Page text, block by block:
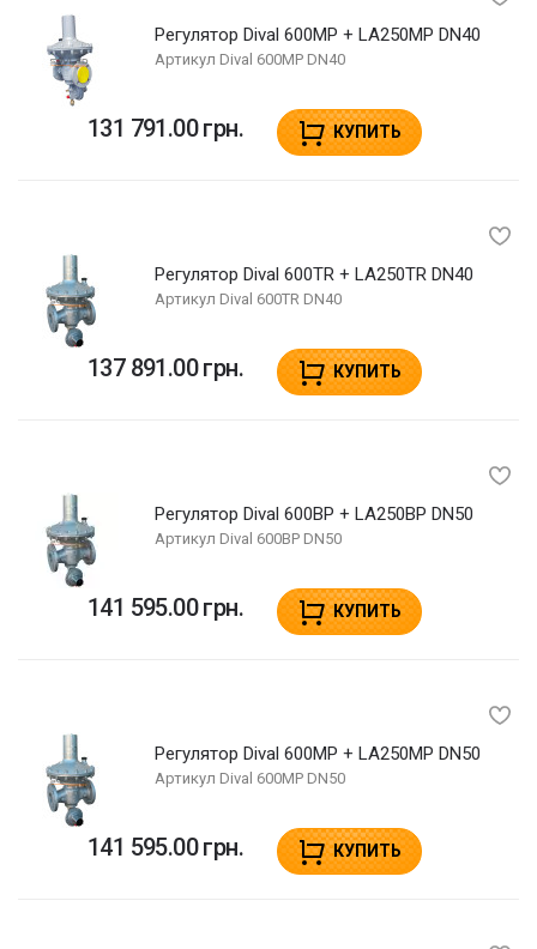
Регулятор Dival 600MP + LA250MP DN40
Артикул Dival 600MP DN40
131 791.00 грн. КУПИТЬ
Регулятор Dival 600TR + LA250TR DN40
Артикул Dival 600TR DN40
137 891.00 грн. КУПИТЬ
Регулятор Dival 600BP + LA250BP DN50
Артикул Dival 600BP DN50
141 595.00 грн. КУПИТЬ
Регулятор Dival 600MP + LA250MP DN50
Артикул Dival 600MP DN50
141 595.00 грн. КУПИТЬ